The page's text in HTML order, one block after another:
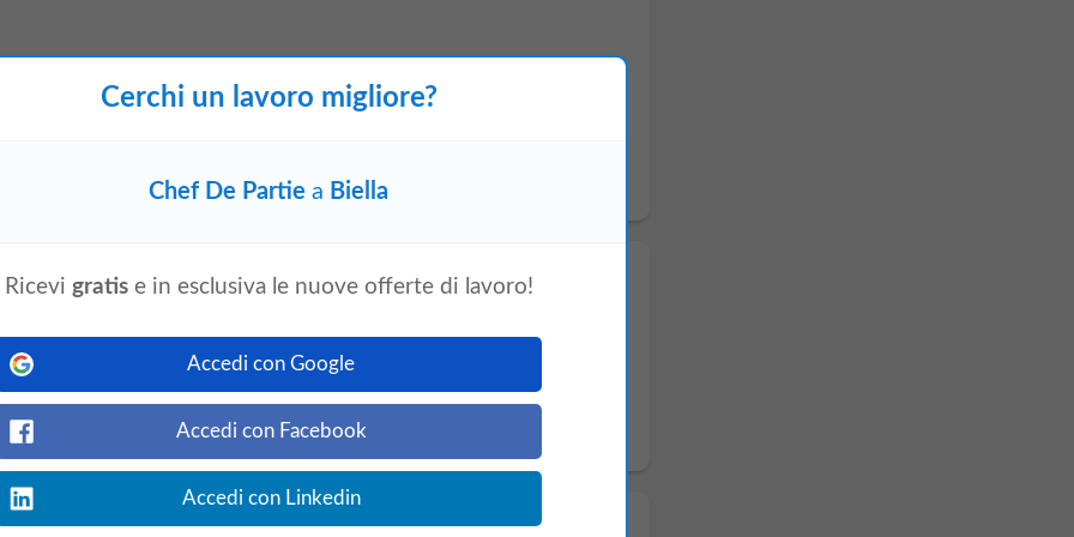
to the ExecutiveChef
include but are not limited to the
Line Cooks<,
Vedi offerta
partof our history and share our values.De
restaurant at The Xara Palace
motivated and service-oriented
d) - Serenè Resort
Cerchi un lavoro migliore?
Chef De Partie a Biella
Ricevi gratise in esclusiva le nuove offerte di lavoro!
Accedi con Google
Accedi con Facebook
Accedi con Linkedin